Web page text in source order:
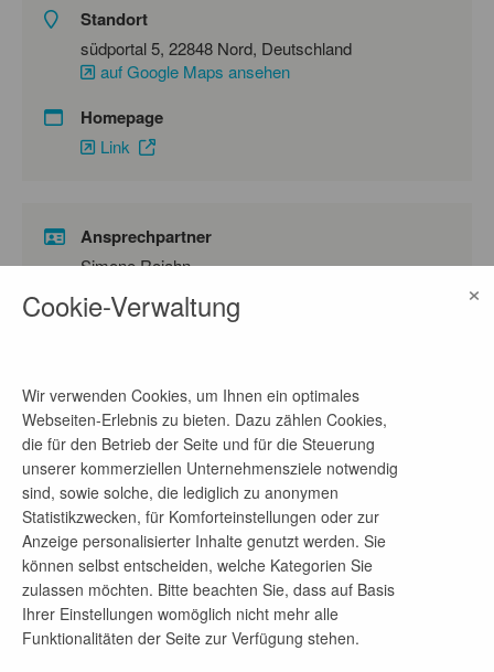
Standort
südportal 5, 22848 Nord, Deutschland
auf Google Maps ansehen
Homepage
Link
Ansprechpartner
Simone Rojahn
Telefon-Nr.
E-Mail-Adresse
s.rojahn@innobis.de
Firmenprofil
Wir sind Tech-Experte, Digitalisierer und
Teamplayer.
Seit 35 Jahren machen wir die IT unserer Kunden
fit für die digitale Zukunft. Beratung,
Cookie-Verwaltung ×
Wir verwenden Cookies, um Ihnen ein optimales
Webseiten-Erlebnis zu bieten. Dazu zählen Cookies,
die für den Betrieb der Seite und für die Steuerung
unserer kommerziellen Unternehmensziele notwendig
sind, sowie solche, die lediglich zu anonymen
Statistikzwecken, für Komforteinstellungen oder zur
Anzeige personalisierter Inhalte genutzt werden. Sie
können selbst entscheiden, welche Kategorien Sie
zulassen möchten. Bitte beachten Sie, dass auf Basis
Ihrer Einstellungen womöglich nicht mehr alle
Funktionalitäten der Seite zur Verfügung stehen.